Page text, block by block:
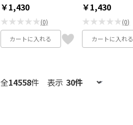
￥1,430
★★★★★(0)
カートに入れる
￥1,430
★★★★★(0)
カートに入れる
全14558件表示